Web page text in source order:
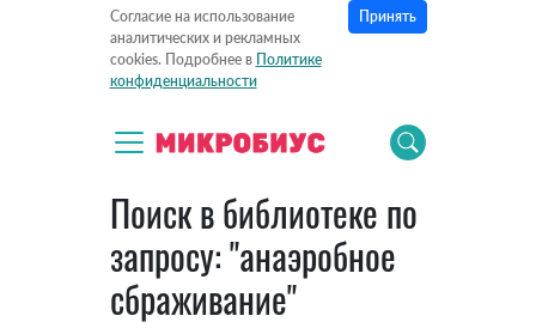
Согласие на использование
аналитических и рекламных
cookies. Подробнее в Политике
конфиденциальности
Принять
Поиск в библиотеке по
запросу: "анаэробное
сбраживание"